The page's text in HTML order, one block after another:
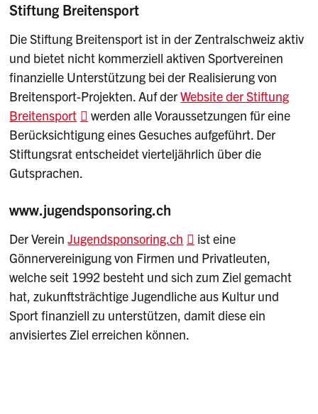
Stiftung Breitensport
Die Stiftung Breitensport ist in der Zentralschweiz aktiv
und bietet nicht kommerziell aktiven Sportvereinen
finanzielle Unterstützung bei der Realisierung von
Breitensport-Projekten. Auf derWebsite der Stiftung
Breitensport
werden alle Voraussetzungen für eine
Berücksichtigung eines Gesuches aufgeführt. Der
Stiftungsrat entscheidet vierteljährlich über die
Gutsprachen.
www.jugendsponsoring.ch
Der VereinJugendsponsoring.ch
ist eine
Gönnervereinigung von Firmen und Privatleuten,
welche seit 1992 besteht und sich zum Ziel gemacht
hat, zukunftsträchtige Jugendliche aus Kultur und
Sport finanziell zu unterstützen, damit diese ein
anvisiertes Ziel erreichen können.